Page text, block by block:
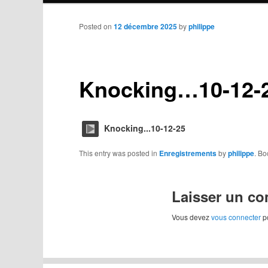
to
content
Knocking…10-12-
Posted on 12 décembre 2025byphilippe
Knocking...10-12-25
This entry was posted in Enregistrementsbyphilippe.
Laisser un
Vous devezvous connecter